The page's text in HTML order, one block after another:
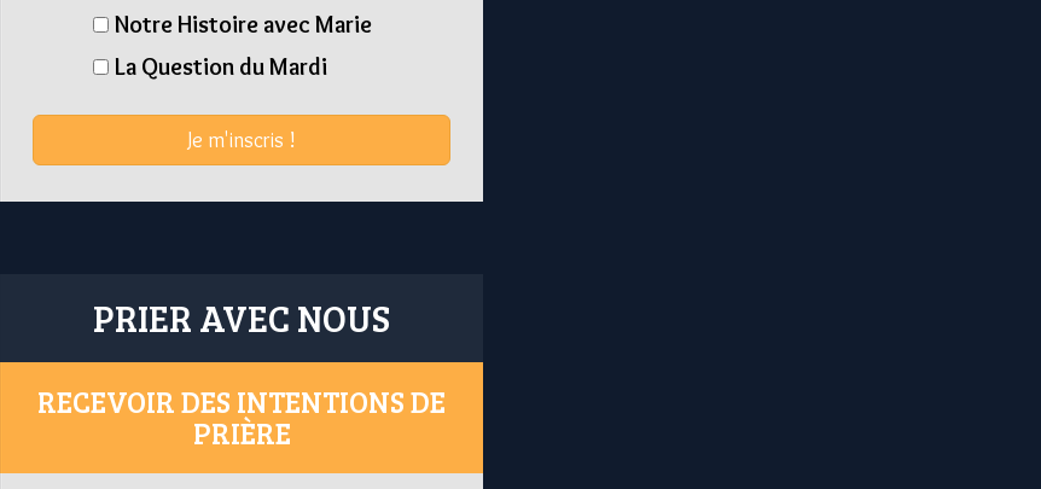
Notre Histoire avec Marie
La Question du Mardi
Je m'inscris !
PRIER AVEC NOUS
RECEVOIR DES INTENTIONS DE
PRIÈRE